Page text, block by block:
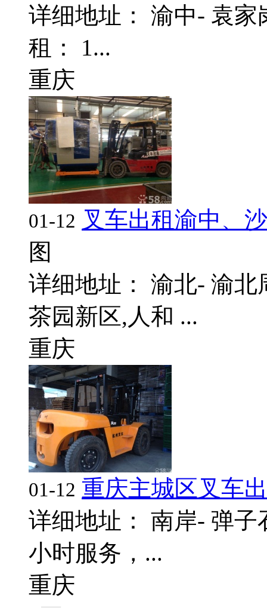
详细地址： 渝中- 袁
租： 1...
重庆
01-12 叉车出租渝中、
图
详细地址： 渝北- 渝
茶园新区,人和 ...
重庆
01-12 重庆主城区叉车
详细地址： 南岸- 弹子
小时服务，...
重庆